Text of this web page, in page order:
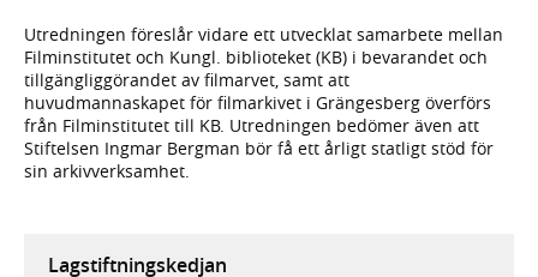
Utredningen föreslår vidare ett utvecklat samarbete mellan
Filminstitutet och Kungl. biblioteket (KB) i bevarandet och
tillgängliggörandet av filmarvet, samt att
huvudmannaskapet för filmarkivet i Grängesberg överförs
från Filminstitutet till KB. Utredningen bedömer även att
Stiftelsen Ingmar Bergman bör få ett årligt statligt stöd för
sin arkivverksamhet.
Lagstiftningskedjan